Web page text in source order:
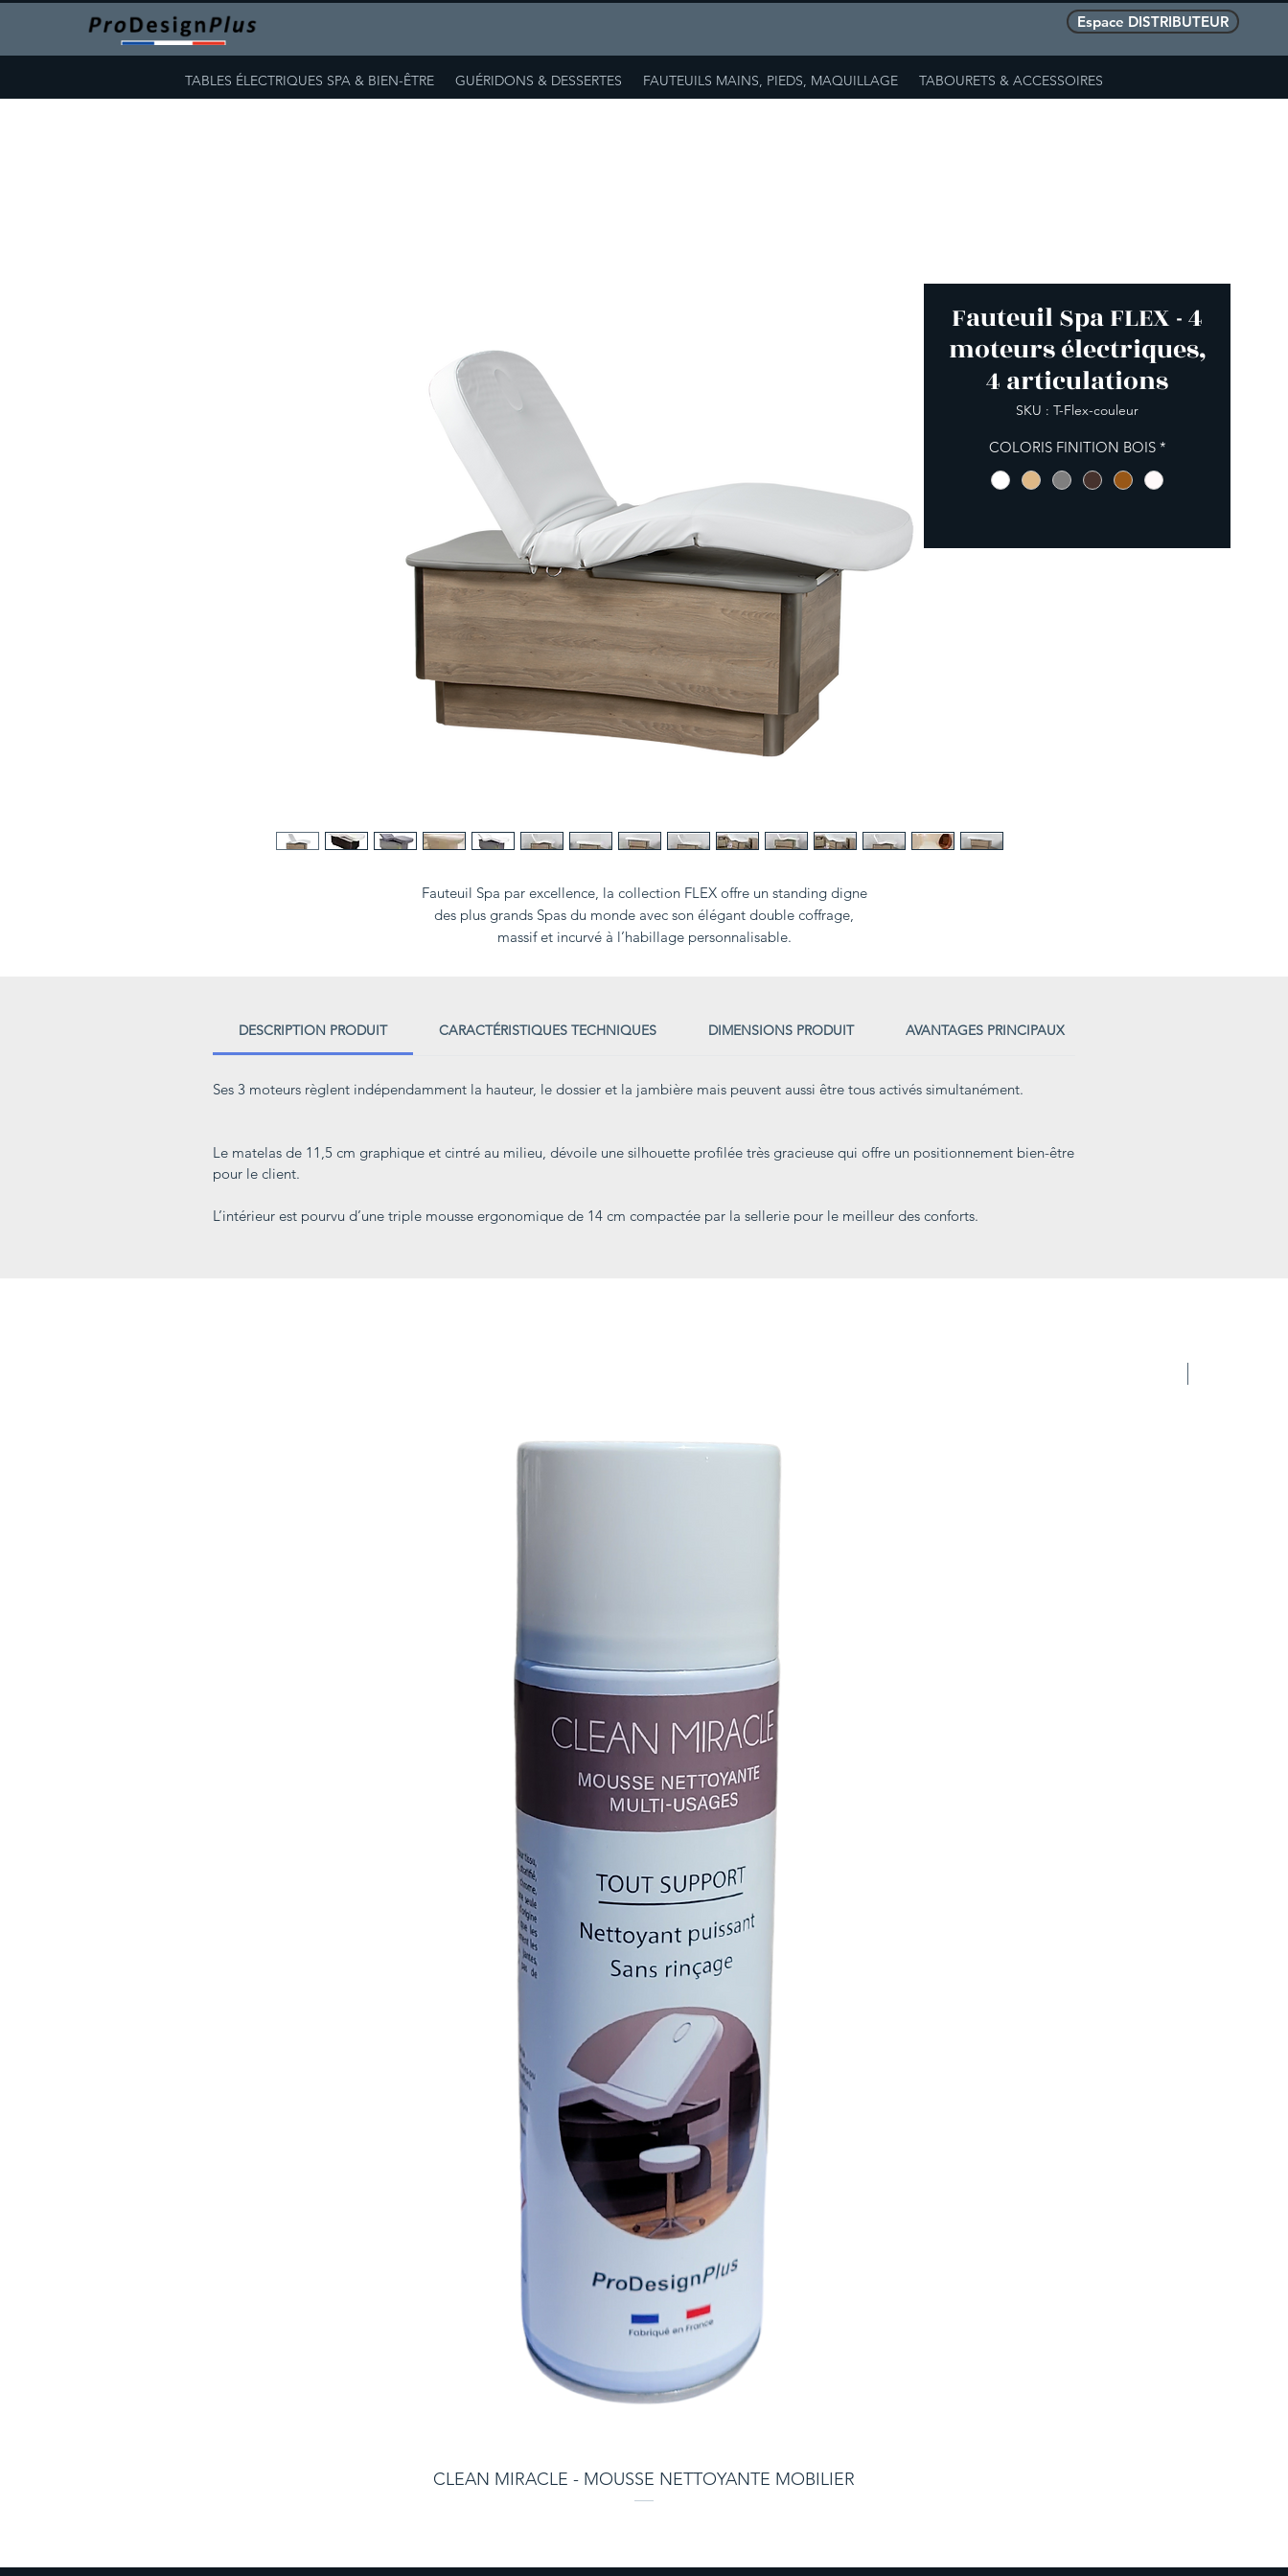
Espace DISTRIBUTEUR
TABLES ÉLECTRIQUES SPA & BIEN-ÊTRE GUÉRIDONS & DESSERTES FAUTEUILS MAINS, PIEDS, MAQUILLAGE TABOURETS & ACCESSOIRES
CLEAN MIRACLE - MOUSSE NETTOYANTE MOBILIER
Fauteuil Spa FLEX - 4
moteurs électriques,
4 articulations
SKU : T-Flex-couleur
COLORIS FINITION BOIS *
Fauteuil Spa par excellence, la collection FLEX offre un standing digne
des plus grands Spas du monde avec son élégant double coffrage,
massif et incurvé à l’habillage personnalisable.
DESCRIPTION PRODUIT CARACTÉRISTIQUES TECHNIQUES DIMENSIONS PRODUIT AVANTAGES PRINCIPAUX
Ses 3 moteurs règlent indépendamment la hauteur, le dossier et la jambière mais peuvent aussi être tous activés simultanément.
Le matelas de 11,5 cm graphique et cintré au milieu, dévoile une silhouette profilée très gracieuse qui offre un positionnement bien-être
pour le client.
L’intérieur est pourvu d’une triple mousse ergonomique de 14 cm compactée par la sellerie pour le meilleur des conforts.